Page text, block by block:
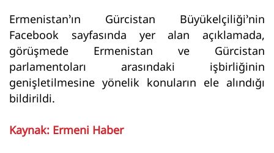
Ermenistan’ın Gürcistan Büyükelçiliği’nin
Facebook sayfasında yer alan açıklamada,
görüşmede Ermenistan ve Gürcistan
parlamentoları arasındaki işbirliğinin
genişletilmesine yönelik konuların ele alındığı
bildirildi.
Kaynak: Ermeni Haber